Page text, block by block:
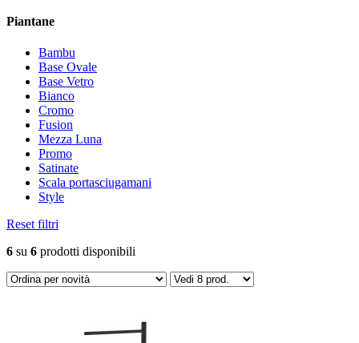
Piantane
Bambu
Base Ovale
Base Vetro
Bianco
Cromo
Fusion
Mezza Luna
Promo
Satinate
Scala portasciugamani
Style
Reset filtri
6 su 6 prodotti disponibili